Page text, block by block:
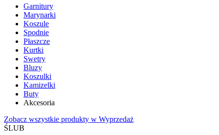
Garnitury
Marynarki
Koszule
Spodnie
Płaszcze
Kurtki
Swetry
Bluzy
Koszulki
Kamizelki
Buty
Akcesoria
Zobacz wszystkie produkty w Wyprzedaż
ŚLUB